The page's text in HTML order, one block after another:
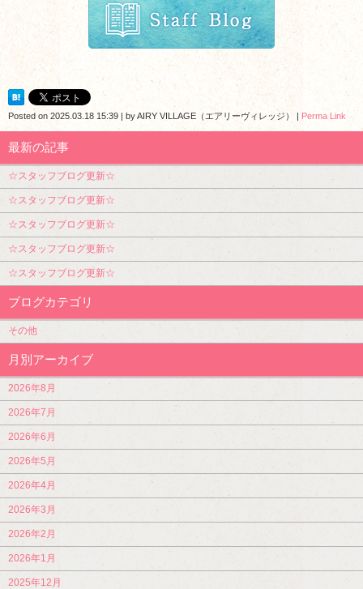
Posted on 2025.03.18 15:39 | byAIRY VILLAGE（エアリーヴィレッジ） | Perma Link
最新の記事
☆スタッフブログ更新☆
☆スタッフブログ更新☆
☆スタッフブログ更新☆
☆スタッフブログ更新☆
☆スタッフブログ更新☆
ブログカテゴリ
その他
月別アーカイブ
2026年8月
2026年7月
2026年6月
2026年5月
2026年4月
2026年3月
2026年2月
2026年1月
2025年12月